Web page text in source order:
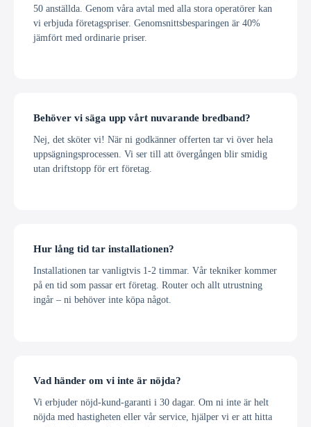
50 anställda. Genom våra avtal med alla stora operatörer kan
vi erbjuda företagspriser. Genomsnittsbesparingen är 40%
jämfört med ordinarie priser.
Behöver vi säga upp vårt nuvarande bredband?
Nej, det sköter vi! När ni godkänner offerten tar vi över hela
uppsägningsprocessen. Vi ser till att övergången blir smidig
utan driftstopp för ert företag.
Hur lång tid tar installationen?
Installationen tar vanligtvis 1-2 timmar. Vår tekniker kommer
på en tid som passar ert företag. Router och allt utrustning
ingår – ni behöver inte köpa något.
Vad händer om vi inte är nöjda?
Vi erbjuder nöjd-kund-garanti i 30 dagar. Om ni inte är helt
nöjda med hastigheten eller vår service, hjälper vi er att hitta